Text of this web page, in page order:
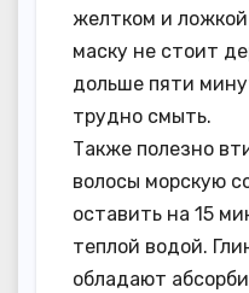
желтком и ложкой
маску не стоит
дольше пяти
трудно смыть.
Также полезно
волосы морскую
оставить на 15
теплой водой.
обладают